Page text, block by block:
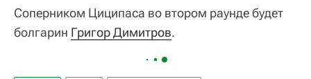
Соперником Циципаса во втором раунде будет
болгарин Григор Димитров.